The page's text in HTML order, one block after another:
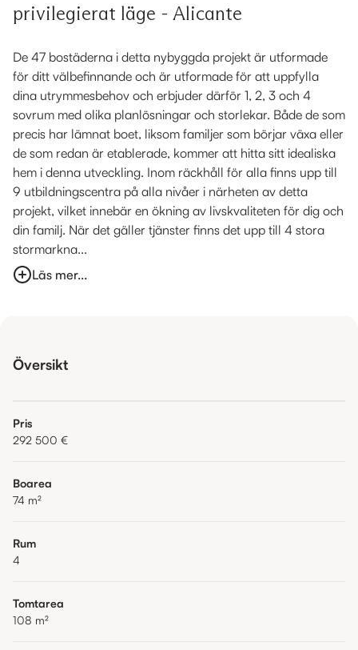
privilegierat läge - Alicante
De 47 bostäderna i detta nybyggda projekt är utformade
för ditt välbefinnande och är utformade för att uppfylla
dina utrymmesbehov och erbjuder därför 1, 2, 3 och 4
sovrum med olika planlösningar och storlekar. Både de som
precis har lämnat boet, liksom familjer som börjar växa eller
de som redan är etablerade, kommer att hitta sitt idealiska
hem i denna utveckling. Inom räckhåll för alla finns upp till
9 utbildningscentra på alla nivåer i närheten av detta
projekt, vilket innebär en ökning av livskvaliteten för dig och
din familj. När det gäller tjänster finns det upp till 4 stora
stormarkna...
Läs mer...
Översikt
Pris
292 500 €
Boarea
74 m²
Rum
4
Tomtarea
108 m²